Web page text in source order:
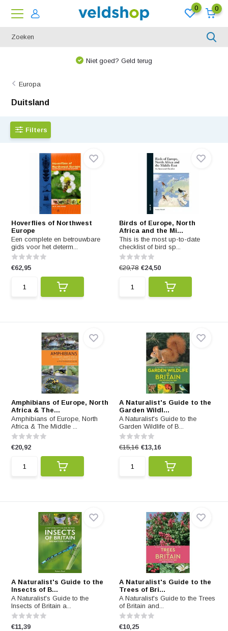
0 0
We denken graag met u mee!
Europa
Duitsland
Filters
Hoverflies of Northwest
Europe
Een complete en betrouwbare
gids voor het determ...
€62,95
Birds of Europe, North
Africa and the Mi...
This is the most up-to-date
checklist of bird sp...
€29,78 €24,50
Amphibians of Europe, North
Africa & The...
Amphibians of Europe, North
Africa & The Middle ...
€20,92
A Naturalist's Guide to the
Garden Wildl...
A Naturalist's Guide to the
Garden Wildlife of B...
€15,16 €13,16
A Naturalist's Guide to the
Insects of B...
A Naturalist's Guide to the
Insects of Britain a...
€11,39
A Naturalist's Guide to the
Trees of Bri...
A Naturalist's Guide to the Trees
of Britain and...
€10,25